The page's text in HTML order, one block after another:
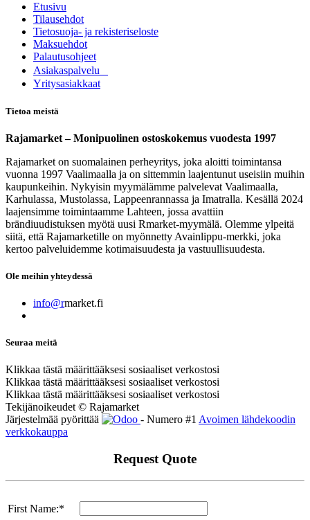
Etusivu
Tilausehdot
Tietosuoja- ja rekisteriseloste
Maksuehdot
Palautusohjeet
Asia​k​aspalvelu
​Yritysasiakkaat
Tietoa meistä
Rajamarket – Monipuolinen ostoskokemus vuodesta 1997
Rajamarket on suomalainen perheyritys, joka aloitti toimintansa
vuonna 1997 Vaalimaalla ja on sittemmin laajentunut useisiin muihin
kaupunkeihin. Nykyisin myymälämme palvelevat Vaalimaalla,
Karhulassa, Mustolassa, Lappeenrannassa ja Imatralla. Kesällä 2024
laajensimme toimintaamme Lahteen, jossa avattiin
brändiuudistuksen myötä uusi Rmarket-myymälä. Olemme ylpeitä
siitä, että Rajamarketille on myönnetty Avainlippu-merkki, joka
kertoo palveluidemme kotimaisuudesta ja vastuullisuudesta.
Ole meihin yhteydessä
info@rmarket.fi
Seuraa meitä
Klikkaa tästä määrittääksesi sosiaaliset verkostosi
Klikkaa tästä määrittääksesi sosiaaliset verkostosi
Klikkaa tästä määrittääksesi sosiaaliset verkostosi
Tekijänoikeudet © Rajamarket
Järjestelmää pyörittää
- Numero #1 Avoimen lähdekoodin
verkkokauppa
Request Quote
First Name:*